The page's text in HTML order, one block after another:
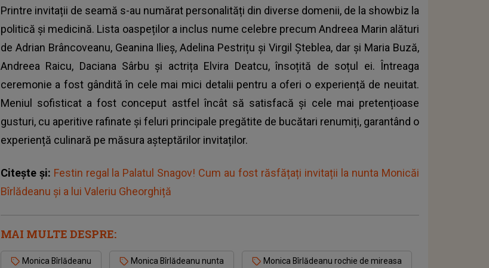
Printre invitații de seamă s-au numărat personalități din diverse domenii, de la showbiz la
politică și medicină. Lista oaspeților a inclus nume celebre precum Andreea Marin alături
de Adrian Brâncoveanu, Geanina Ilieș, Adelina Pestrițu și Virgil Șteblea, dar și Maria Buză,
Andreea Raicu, Daciana Sârbu și actrița Elvira Deatcu, însoțită de soțul ei. Întreaga
ceremonie a fost gândită în cele mai mici detalii pentru a oferi o experiență de neuitat.
Meniul sofisticat a fost conceput astfel încât să satisfacă și cele mai pretențioase
gusturi, cu aperitive rafinate și feluri principale pregătite de bucătari renumiți, garantând o
experiență culinară pe măsura așteptărilor invitaților.
Citește și: Festin regal la Palatul Snagov! Cum au fost răsfățați invitații la nunta Monicăi
Bîrlădeanu și a lui Valeriu Gheorghiță
MAI MULTE DESPRE:
Monica Bîrlădeanu Monica Bîrlădeanu nunta Monica Bîrlădeanu rochie de mireasa